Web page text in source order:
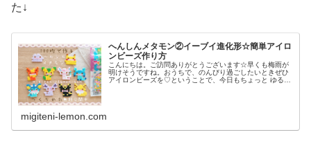
た↓
へんしんメタモン②イーブイ進化形☆簡単アイロ
ンビーズ作り方
こんにちは。ご訪問ありがとうございます☆早くも梅雨が
明けそうですね。おうちで、のんびり過ごしたいときぜひ
アイロンビーズを♡ということで、今日もちょっと ゆる〜
migiteni-lemon.com